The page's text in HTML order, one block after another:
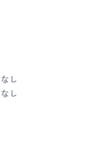
なし
なし